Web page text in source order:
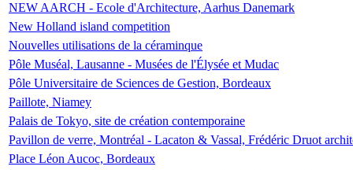
NEW AARCH - Ecole d'Architecture, Aarhus Danemark
New Holland island competition
Nouvelles utilisations de la céraminque
Pôle Muséal, Lausanne - Musées de l'Élysée et Mudac
Pôle Universitaire de Sciences de Gestion, Bordeaux
Paillote, Niamey
Palais de Tokyo, site de création contemporaine
Pavillon de verre, Montréal - Lacaton & Vassal, Frédéric Druot
Place Léon Aucoc, Bordeaux